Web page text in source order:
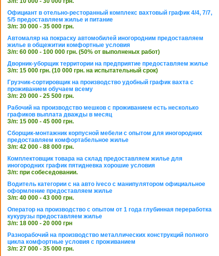
Официант в отельно-ресторанный комплекс вахтовый график 4/4, 7/7,
5/5 предоставляем жилье и питание
З/п: 30 000 - 35 000 грн.
Автомаляр на покраску автомобилей иногородним предоставляем
жилье в общежитии комфортные условия
З/п: 60 000 - 100 000 грн. (50% от выполненых работ)
Дворник-уборщик территории на предприятие предоставляем жилье
З/п: 15 000 грн. (10 000 грн. на испытательный срок)
Грузчик-сортировщик на производство удобный график вахта с
проживанием обучаем всему
З/п: 20 000 - 25 500 грн.
Рабочий на производство мешков с проживанием есть несколько
графиков выплата дважды в месяц
З/п: 15 000 - 45 000 грн.
Сборщик-монтажник корпусной мебели с опытом для иногородних
предоставляем комфортабельное жилье
З/п: 42 000 - 88 000 грн.
Комплектовщик товара на склад предоставляем жилье для
иногородних график пятидневка хорошие условия
З/п: при собеседовании.
Водитель категории с на авто iveco с манипулятором официальное
оформление предоставляем жилье
З/п: 40 000 - 43 000 грн.
Оператор на производство с опытом от 1 года глубинная переработка
кукурузы предоставляем жилье
З/п: 18 000 - 20 000 грн
Разнорабочий на производство металлических конструкций полного
цикла комфортные условия с проживанием
З/п: 27 000 - 35 000 грн.